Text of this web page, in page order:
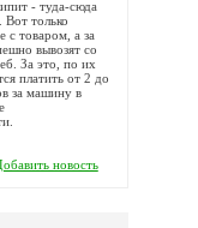
- туда-сюда
Вот только
с товаром, а за
вывозят со
За это, по их
платить от 2 до
за машину в
новость